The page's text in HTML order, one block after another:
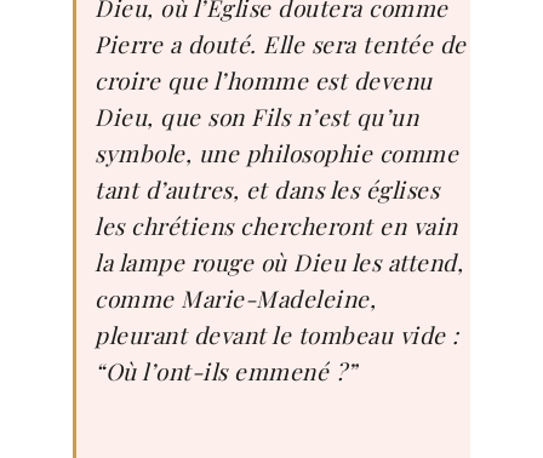
Dieu, où l’Eglise doutera comme
Pierre a douté. Elle sera tentée de
croire que l’homme est devenu
Dieu, que son Fils n’est qu’un
symbole, une philosophie comme
tant d’autres, et dans les églises
les chrétiens chercheront en vain
la lampe rouge où Dieu les attend,
comme Marie-Madeleine,
pleurant devant le tombeau vide :
“Où l’ont-ils emmené ?”